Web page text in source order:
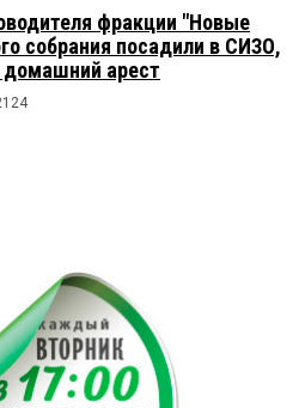
фракции "Новые
собрания посадили в СИЗО,
арест